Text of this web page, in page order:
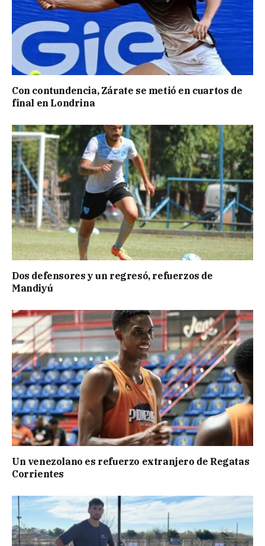
Con contundencia, Zárate se metió en cuartos de
final en Londrina
Dos defensores y un regresó, refuerzos de
Mandiyú
Un venezolano es refuerzo extranjero de Regatas
Corrientes